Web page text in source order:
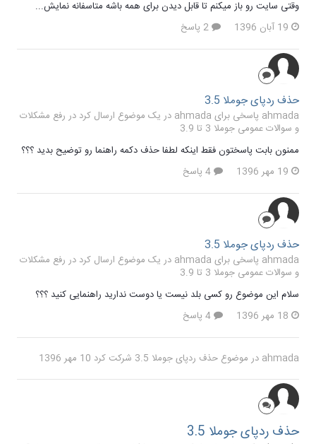
وقتی سایت رو باز میکنم تا قابل دیدن برای همه باشه متاسفانه نمایش...
19 آبان 1396
حذف ردپای جوملا 3.5
ahmada پاسخی برای ahmada در یک موضوع ارسال کرد در
رفع مشکلات
و سوالات عمومی جوملا 3 تا 3.9
ممنون بابت پاسختون فقط اینکه لطفا حذف دکمه راهنما رو توضیح بدید ؟؟؟
19 مهر 1396
حذف ردپای جوملا 3.5
ahmada پاسخی برای ahmada در یک موضوع ارسال کرد در
رفع مشکلات
و سوالات عمومی جوملا 3 تا 3.9
سلام این موضوع رو کسی بلد نیست یا دوست ندارید راهنمایی کنید ؟؟؟
18 مهر 1396
ahmada در موضوع حذف ردپای جوملا 3.5 شرکت کرد 10 مهر 1396
حذف ردپای جوملا 3.5